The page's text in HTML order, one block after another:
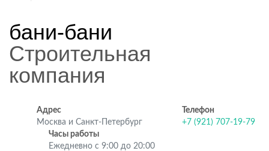
бани-бани
Строительная
компания
Адрес
Москва и Санкт-Петербург
Телефон
+7 (921) 707-19-79
Часы работы
Ежедневно с 9:00 до 20:00